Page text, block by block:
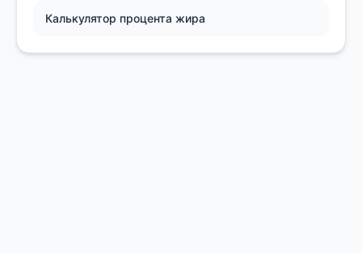
Калькулятор процента жира